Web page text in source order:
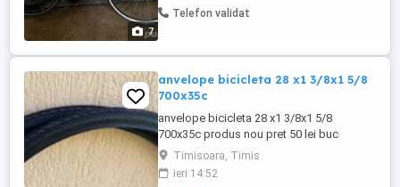
7
Telefon validat
anvelope bicicleta 28 x1 3/8x1 5/8
700x35c
anvelope bicicleta 28 x1 3/8x1 5/8
700x35c produs nou pret 50 lei buc
predare in timisoara zona dambovita str
dreptatea nr 61
Timisoara, Timis
ieri 14:52